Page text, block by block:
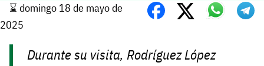
⌛️ domingo 18 de mayo de
2025
Durante su visita, Rodríguez López